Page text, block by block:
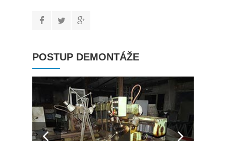
POSTUP DEMONTÁŽE